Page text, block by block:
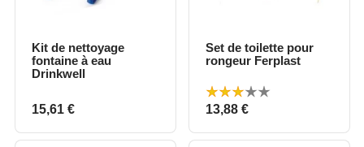
Kit de nettoyage
fontaine à eau
Drinkwell
Prix
15,61 €
Set de toilette pour
rongeur Ferplast
Prix
13,88 €